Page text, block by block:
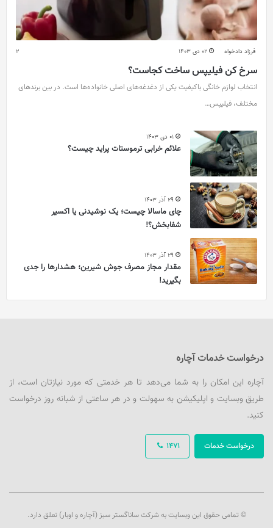
فرزاد دادخواه 02 دی 1403 2
سرخ کن فیلیپس ساخت کجاست؟
انتخاب لوازم خانگی باکیفیت یکی از دغدغه‌های اصلی خانواده‌ها است. در بین برندهای
مختلف، فیلیپس…
01 دی 1403
علائم خرابی ترموستات پراید چیست؟
29 آذر 1403
چای ماسالا چیست؛ یک نوشیدنی یا اکسیر
شفابخش؟!
29 آذر 1403
مقدار مجاز مصرف جوش شیرین؛ هشدارها را جدی
بگیرید!
درخواست خدمات آچاره
آچاره این امکان را به شما می‌دهد تا هر خدمتی که مورد نیازتان است، از
طریق وبسایت و اپلیکیشن به سهولت و در هر ساعتی از شبانه روز درخواست
کنید.
1471 درخواست خدمات
© تمامی حقوق این وبسایت به شرکت ساناگستر سبز (آچاره و اوبار) تعلق دارد.